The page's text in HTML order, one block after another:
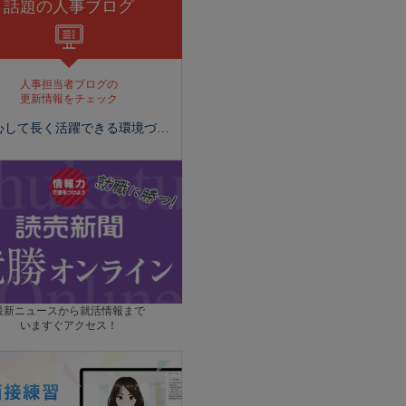
話題の人事ブログ
人事担当者ブログの
更新情報をチェック
て長く活躍できる環境づくり
新ニュースから就活情報まで
いますぐアクセス！